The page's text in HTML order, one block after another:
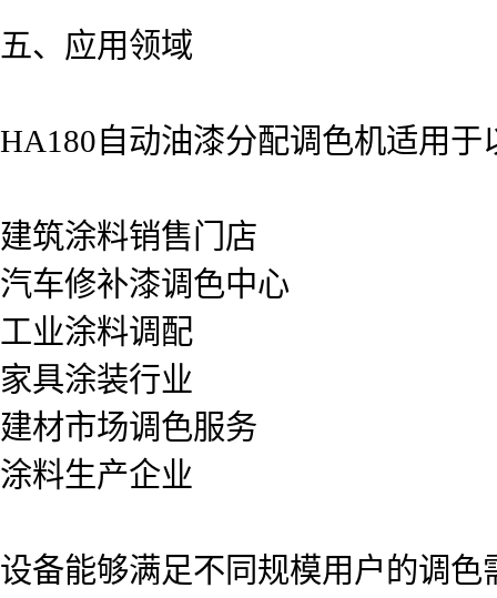
五、应用领域
HA180自动油漆分配调色机适用于
建筑涂料销售门店
汽车修补漆调色中心
工业涂料调配
家具涂装行业
建材市场调色服务
涂料生产企业
设备能够满足不同规模用户的调